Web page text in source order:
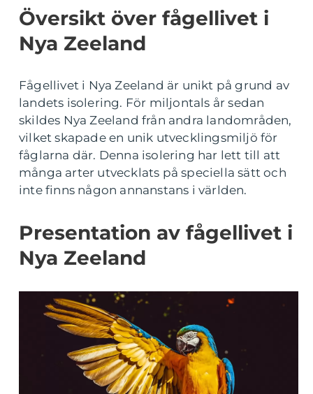
Översikt över fågellivet i
Nya Zeeland
Fågellivet i Nya Zeeland är unikt på grund av
landets isolering. För miljontals år sedan
skildes Nya Zeeland från andra landområden,
vilket skapade en unik utvecklingsmiljö för
fåglarna där. Denna isolering har lett till att
många arter utvecklats på speciella sätt och
inte finns någon annanstans i världen.
Presentation av fågellivet i
Nya Zeeland